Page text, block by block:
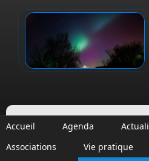
Accueil Agenda
Associations
Vie pratique